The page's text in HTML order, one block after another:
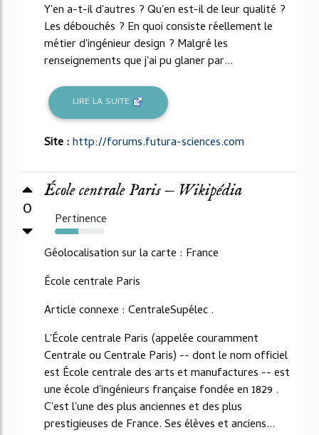
Y'en a-t-il d'autres ? Qu'en est-il de leur qualité ?
Les débouchés ? En quoi consiste réellement le
métier d'ingénieur design ? Malgré les
renseignements que j'ai pu glaner par...
LIRE LA SUITE
Site :http://forums.futura-sciences.com
0
École centrale Paris — Wikipédia
Pertinence
47%
Géolocalisation sur la carte : France
École centrale Paris
Article connexe : CentraleSupélec .
L'École centrale Paris (appelée couramment
Centrale ou Centrale Paris) -- dont le nom officiel
est École centrale des arts et manufactures -- est
une école d'ingénieurs française fondée en 1829 .
C'est l'une des plus anciennes et des plus
prestigieuses de France. Ses élèves et anciens...